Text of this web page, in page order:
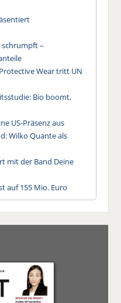
–
Wear tritt UN
Bio boomt,
US-Präsenz aus
Wilko Quante als
mit der Band Deine
auf 155 Mio. Euro